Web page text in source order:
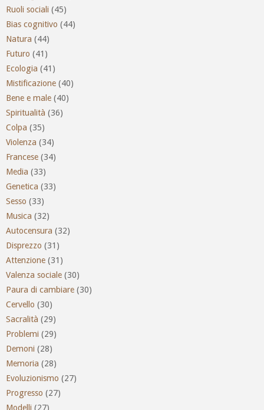
Ruoli sociali (45)
Bias cognitivo (44)
Natura (44)
Futuro (41)
Ecologia (41)
Mistificazione (40)
Bene e male (40)
Spiritualità (36)
Colpa (35)
Violenza (34)
Francese (34)
Media (33)
Genetica (33)
Sesso (33)
Musica (32)
Autocensura (32)
Disprezzo (31)
Attenzione (31)
Valenza sociale (30)
Paura di cambiare (30)
Cervello (30)
Sacralità (29)
Problemi (29)
Demoni (28)
Memoria (28)
Evoluzionismo (27)
Progresso (27)
Modelli (27)